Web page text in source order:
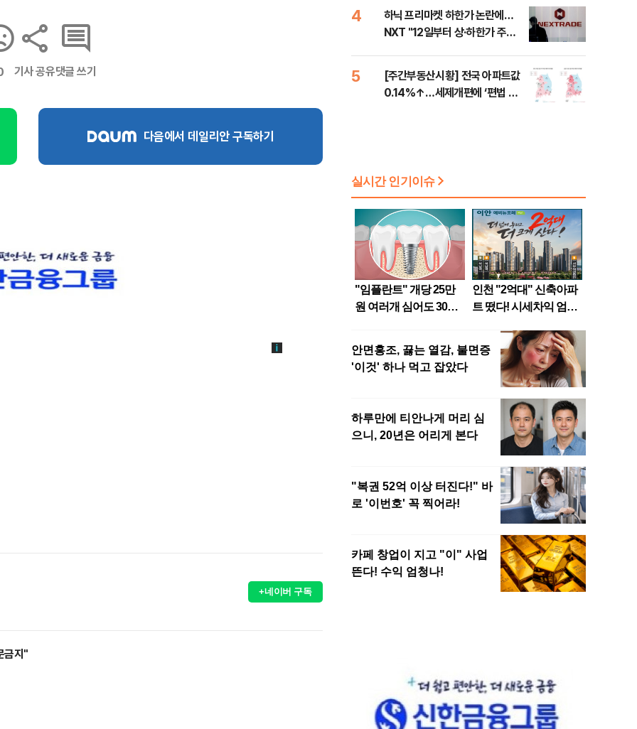
기사 공유댓글 쓰기
다음에서 데일리안 구독하기
+네이버 구독
금지"
4
하닉 프리마켓 하한가 논란에…
NXT "12일부터 상·하한가 주문
5
[주간부동산시황] 전국 아파트값
0.14%↑…세제개편에 ‘편법 주